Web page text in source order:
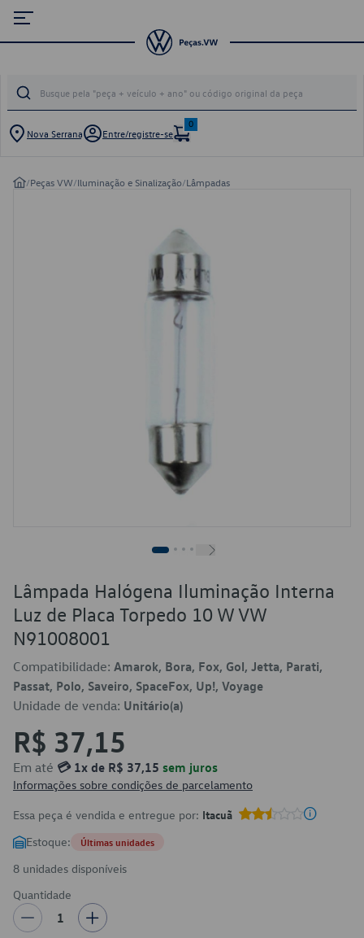
Nova Serrana Entre/registre-se
0
/Peças VW/Iluminação e Sinalização/Lâmpadas
Lâmpada Halógena Iluminação Interna
Luz de Placa Torpedo 10 W VW
N91008001
Compatibilidade: Amarok, Bora, Fox, Gol, Jetta, Parati,
Passat, Polo, Saveiro, SpaceFox, Up!, Voyage
Unidade de venda: Unitário(a)
R$ 37,15
Em até 💳 1x de R$ 37,15 sem juros
Informações sobre condições de parcelamento
Essa peça é vendida e entregue por: Itacuã
Estoque: Últimas unidades
8 unidades disponíveis
Quantidade
1